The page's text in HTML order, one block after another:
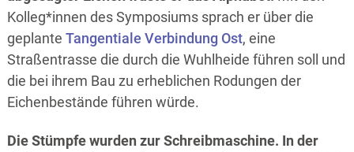
Kolleg*innen des Symposiums sprach er über die
geplante Tangentiale Verbindung Ost, eine
Straßentrasse die durch die Wuhlheide führen soll und
die bei ihrem Bau zu erheblichen Rodungen der
Eichenbestände führen würde.
Die Stümpfe wurden zur Schreibmaschine. In der